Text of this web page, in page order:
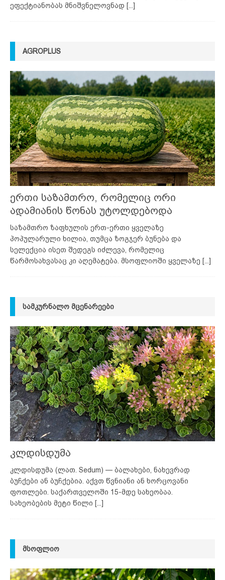
ეფექტიანობას მნიშვნელოვნად [...]
AGROPLUS
ერთი საზამთრო, რომელიც ორი
ადამიანის წონას უტოლდებოდა
საზამთრო ზაფხულის ერთ-ერთი ყველაზე
პოპულარული ხილია, თუმცა ზოგჯერ ბუნება და
სელექცია ისეთ შედეგს იძლევა, რომელიც
წარმოსახვასაც კი აღემატება. მსოფლიოში ყველაზე [...]
ᲡᲐᲛᲙᲣᲠᲜᲐᲚᲝ ᲛᲪᲔᲜᲐᲠᲔᲔᲑᲘ
კლდისდუმა
კლდისდუმა (ლათ. Sedum) — ბალახები, ნახევრად
ბუჩქები ან ბუჩქებია. აქვთ წვნიანი ან ხორცოვანი
ფოთლები. საქართველოში 15-მდე სახეობაა.
სახეობების მეტი წილი [...]
ᲛᲡᲝᲤᲚᲘᲝ